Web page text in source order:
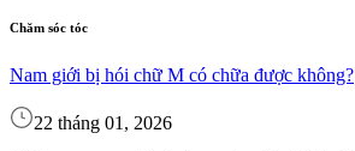
Chăm sóc tóc
Nam giới bị hói chữ M có chữa được không?
22 tháng 01, 2026